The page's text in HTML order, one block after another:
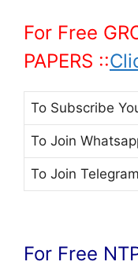
For Free
PAPERS ::
To Subscribe
To Join
To Join
For Free